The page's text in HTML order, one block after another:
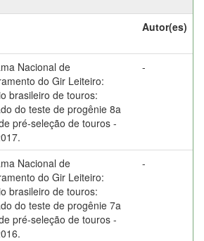
Autor(es)
Nacional de
do Gir Leiteiro:
brasileiro de touros:
do teste de progênie 8a
pré-seleção de touros -
-
Nacional de
do Gir Leiteiro:
brasileiro de touros:
do teste de progênie 7a
pré-seleção de touros -
-